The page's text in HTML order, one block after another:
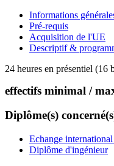
Informations
Pré-requis
Acquisition de l'UE
Descriptif &
24 heures en présentiel (16
effectifs minimal /
Diplôme(s)
Echange
Diplôme d'ingénieur